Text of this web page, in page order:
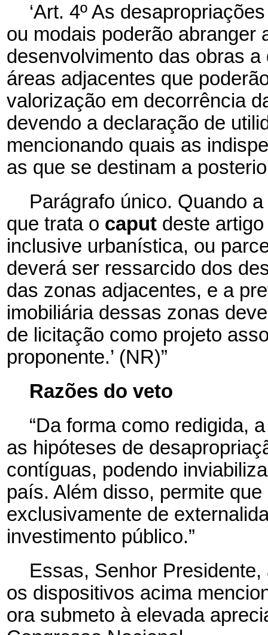
‘Art. 4º As
ou modais poderão
desenvolvimento das obras
áreas adjacentes que
valorização em decorrência
devendo a declaração de
mencionando quais as
as que se destinam a
Parágrafo único. Quando
que trata o caput deste
inclusive urbanística, ou
deverá ser ressarcido dos
das zonas adjacentes, e a
imobiliária dessas zonas
de licitação como projeto
proponente.’ (NR)”
Razões do veto
“Da forma como redigida,
as hipóteses de
contíguas, podendo
país. Além disso, permite
exclusivamente de
investimento público.”
Essas, Senhor
os dispositivos acima
ora submeto à elevada